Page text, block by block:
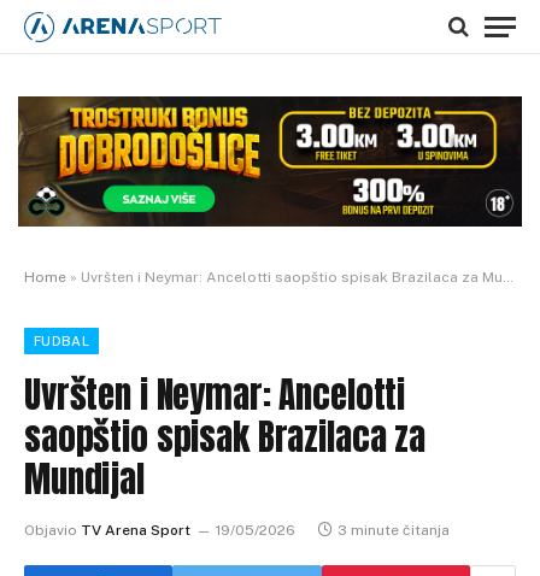
Home » Uvršten i Neymar: Ancelotti saopštio spisak Brazilaca za Mundijal
FUDBAL
Uvršten i Neymar: Ancelotti
saopštio spisak Brazilaca za
Mundijal
Objavio TV Arena Sport 19/05/2026 3 minute čitanja